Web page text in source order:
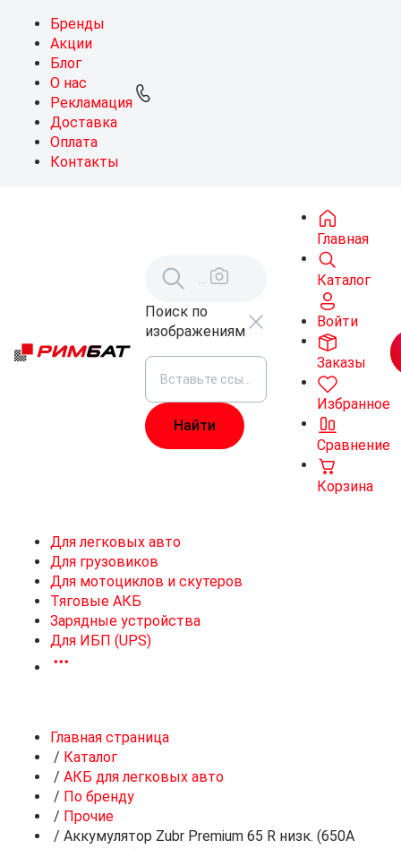
Бренды
Акции
Блог
О нас
Рекламация
Доставка
Оплата
Контакты
Поиск по
изображениям
Главная
Каталог
Войти
Заказы
Избранное
Сравнение
Корзина
Для легковых авто
Для грузовиков
Для мотоциклов и скутеров
Тяговые АКБ
Зарядные устройства
Для ИБП (UPS)
Главная страница
/ Каталог
/ АКБ для легковых авто
/ По бренду
/ Прочие
/ Аккумулятор Zubr Premium 65 R низк. (650А